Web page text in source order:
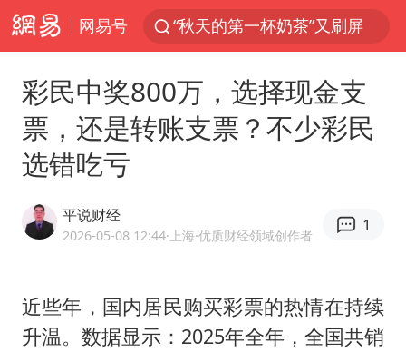
网易号
“秋天的第一杯奶茶”又刷屏
泰国校园枪击案死亡人数升至7人
国防部：坚决反制任何闹海挑衅图谋
陕西省委书记赶赴柞水县杏坪镇
彩民中奖800万，选择现金支
票，还是转账支票？不少彩民
选错吃亏
平说财经
2026-05-08 12:44·上海·优质财经领域创作者
1
近些年，国内居民购买彩票的热情在持续
升温。数据显示：2025年全年，全国共销